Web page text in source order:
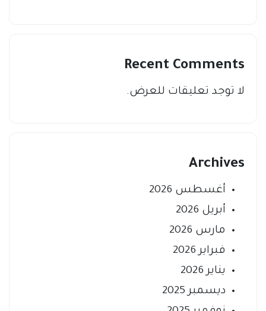
Recent Comments
لا توجد تعليقات للعرض.
Archives
أغسطس 2026
أبريل 2026
مارس 2026
فبراير 2026
يناير 2026
ديسمبر 2025